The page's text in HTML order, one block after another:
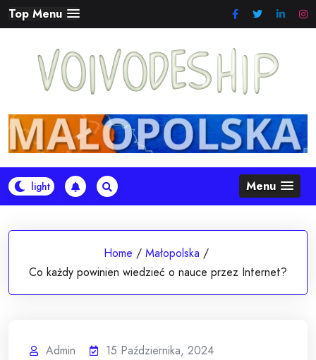
Skip
to
Top Menu
Menu
Home / Małopolska /
Co każdy powinien wiedzieć o nauce przez Internet?
Admin
15 Października, 2024